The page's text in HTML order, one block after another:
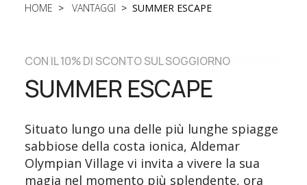
HOME VANTAGGI SUMMER ESCAPE
CON IL 10% DI SCONTO SUL SOGGIORNO
SUMMER ESCAPE
Situato lungo una delle più lunghe spiagge
sabbiose della costa ionica, Aldemar
Olympian Village vi invita a vivere la sua
magia nel momento più splendente, ora